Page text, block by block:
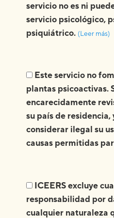
servicio no es ni
servicio psicológico,
psiquiátrico. (Leer más)
Este servicio no
plantas psicoactivas.
encarecidamente
su país de residencia,
considerar ilegal su
causas permitidas
ICEERS excluye
responsabilidad por
cualquier naturaleza